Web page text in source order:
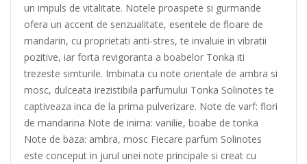
un impuls de vitalitate. Notele proaspete si gurmande
ofera un accent de senzualitate, esentele de floare de
mandarin, cu proprietati anti-stres, te invaluie in vibratii
pozitive, iar forta revigoranta a boabelor Tonka iti
trezeste simturile. Imbinata cu note orientale de ambra si
mosc, dulceata irezistibila parfumului Tonka Solinotes te
captiveaza inca de la prima pulverizare. Note de varf: flori
de mandarina Note de inima: vanilie, boabe de tonka
Note de baza: ambra, mosc Fiecare parfum Solinotes
este conceput in jurul unei note principale si creat cu